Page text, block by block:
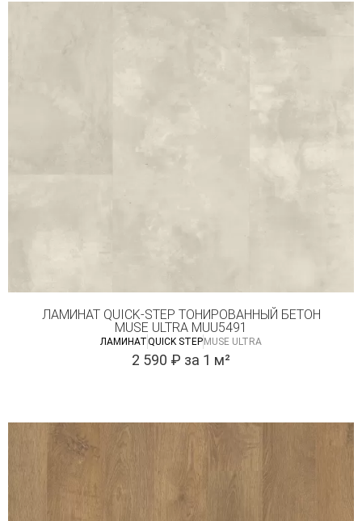
ЛАМИНАТ QUICK-STEP ТОНИРОВАННЫЙ БЕТОН
MUSE ULTRA MUU5491
ЛАМИНАТQUICK STEP MUSE ULTRA
2 590 ₽ за 1 м²